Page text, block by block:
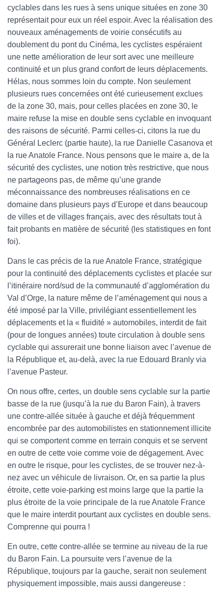
cyclables dans les rues à sens unique situées en zone 30
représentait pour eux un réel espoir. Avec la réalisation des
nouveaux aménagements de voirie consécutifs au
doublement du pont du Cinéma, les cyclistes espéraient
une nette amélioration de leur sort avec une meilleure
continuité et un plus grand confort de leurs déplacements.
Hélas, nous sommes loin du compte. Non seulement
plusieurs rues concernées ont été curieusement exclues
de la zone 30, mais, pour celles placées en zone 30, le
maire refuse la mise en double sens cyclable en invoquant
des raisons de sécurité. Parmi celles-ci, citons la rue du
Général Leclerc (partie haute), la rue Danielle Casanova et
la rue Anatole France. Nous pensons que le maire a, de la
sécurité des cyclistes, une notion très restrictive, que nous
ne partageons pas, de même qu’une grande
méconnaissance des nombreuses réalisations en ce
domaine dans plusieurs pays d’Europe et dans beaucoup
de villes et de villages français, avec des résultats tout à
fait probants en matière de sécurité (les statistiques en font
foi).
Dans le cas précis de la rue Anatole France, stratégique
pour la continuité des déplacements cyclistes et placée sur
l’itinéraire nord/sud de la communauté d’agglomération du
Val d’Orge, la nature même de l’aménagement qui nous a
été imposé par la Ville, privilégiant essentiellement les
déplacements et la « fluidité » automobiles, interdit de fait
(pour de longues années) toute circulation à double sens
cyclable qui assurerait une bonne liaison avec l’avenue de
la République et, au-delà, avec la rue Edouard Branly via
l’avenue Pasteur.
On nous offre, certes, un double sens cyclable sur la partie
basse de la rue (jusqu’à la rue du Baron Fain), à travers
une contre-allée située à gauche et déjà fréquemment
encombrée par des automobilistes en stationnement illicite
qui se comportent comme en terrain conquis et se servent
en outre de cette voie comme voie de dégagement. Avec
en outre le risque, pour les cyclistes, de se trouver nez-à-
nez avec un véhicule de livraison. Or, en sa partie la plus
étroite, cette voie-parking est moins large que la partie la
plus étroite de la voie principale de la rue Anatole France
que le maire interdit pourtant aux cyclistes en double sens.
Comprenne qui pourra !
En outre, cette contre-allée se termine au niveau de la rue
du Baron Fain. La poursuite vers l’avenue de la
République, toujours par la gauche, serait non seulement
physiquement impossible, mais aussi dangereuse :